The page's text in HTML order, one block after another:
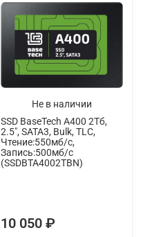
Не в наличии
SSD BaseTech A400 2Тб,
2.5", SATA3, Bulk, TLC,
Чтение:550мб/с,
Запись:500мб/с
(SSDBTA4002TBN)
10 050 ₽